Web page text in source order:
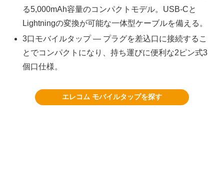
る5,000mAh容量のコンパクトモデル。USB-Cと
Lightningの変換が可能な一体型ケーブルを備える。
3口モバイルタップ — プラグを差込口に接続するこ
とでコンパクトになり、持ち運びに便利な2ピン式3
個口仕様。
エレコム モバイルタップを探す